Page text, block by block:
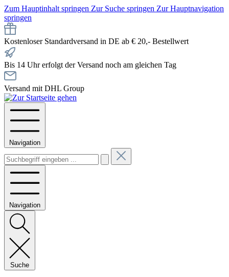
Zum Hauptinhalt springen Zur Suche springen Zur Hauptnavigation
springen
Kostenloser Standardversand in DE ab € 20,- Bestellwert
Bis 14 Uhr erfolgt der Versand noch am gleichen Tag
Versand mit DHL Group
Navigation
Navigation
Suche